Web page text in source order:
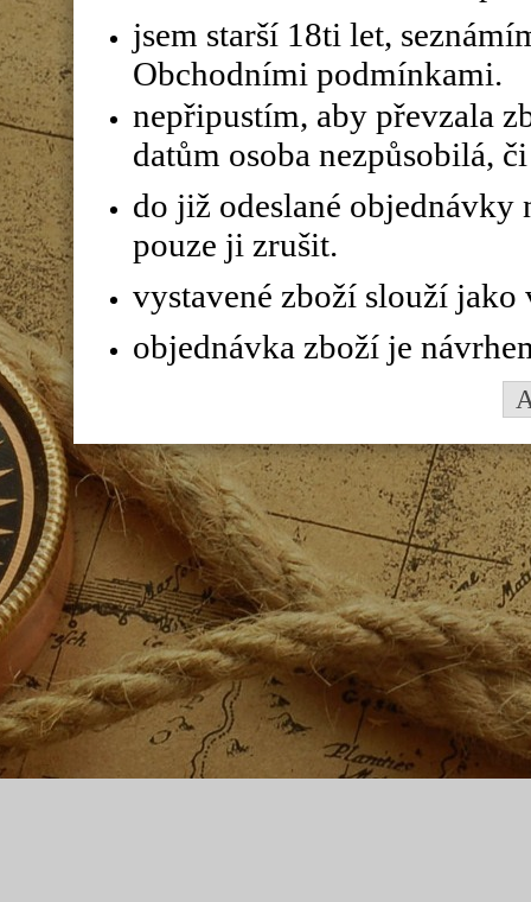
jsem starší 18ti let,
Obchodními podmínkami.
nepřipustím, aby převzala
datům osoba nezpůsobilá,
do již odeslané objednávky
pouze ji zrušit.
vystavené zboží slouží
objednávka zboží je